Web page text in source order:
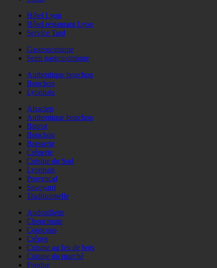
Hôtel Lyon
Hôtel restaurant Lyon
Service Tard
Gastronomique
Semi gastronomique
Authentique bouchon
Bouchon
Lyonnais
Alsacien
Authentique bouchon
Bistrot
Bouchon
Brasserie
Crêperie
Cuisine du Sud
Lyonnais
Provençal
Savoyard
Traditionnelle
Andouillette
Choucroute
Couscous
Crêpes
Cuisine au feu de bois
Cuisine du marché
Fondue